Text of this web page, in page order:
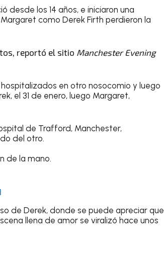
desde los 14 años, e iniciaron una
como Derek Firth perdieron la
reportó el sitio Manchester Evening
en otro nosocomio y luego
el 31 de enero, luego Margaret,
de Trafford, Manchester,
del otro.
de la mano.
de Derek, donde se puede apreciar que
llena de amor se viralizó hace unos